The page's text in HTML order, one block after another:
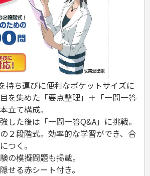
アアップ
持ち運びに便利なポケットサイズに
を集めた「要点整理」＋「一問一答
立て構成。
した後は「一問一答Q&A」に挑戦。
２段階式。効率的な学習ができ、合
つく。
の模擬問題も掲載。
せる赤シート付き。